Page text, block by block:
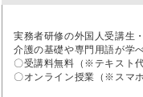
実務者研修の外国人受講生
介護の基礎や専門用語が学
〇受講料無料（※テキスト
〇オンライン授業（※スマ